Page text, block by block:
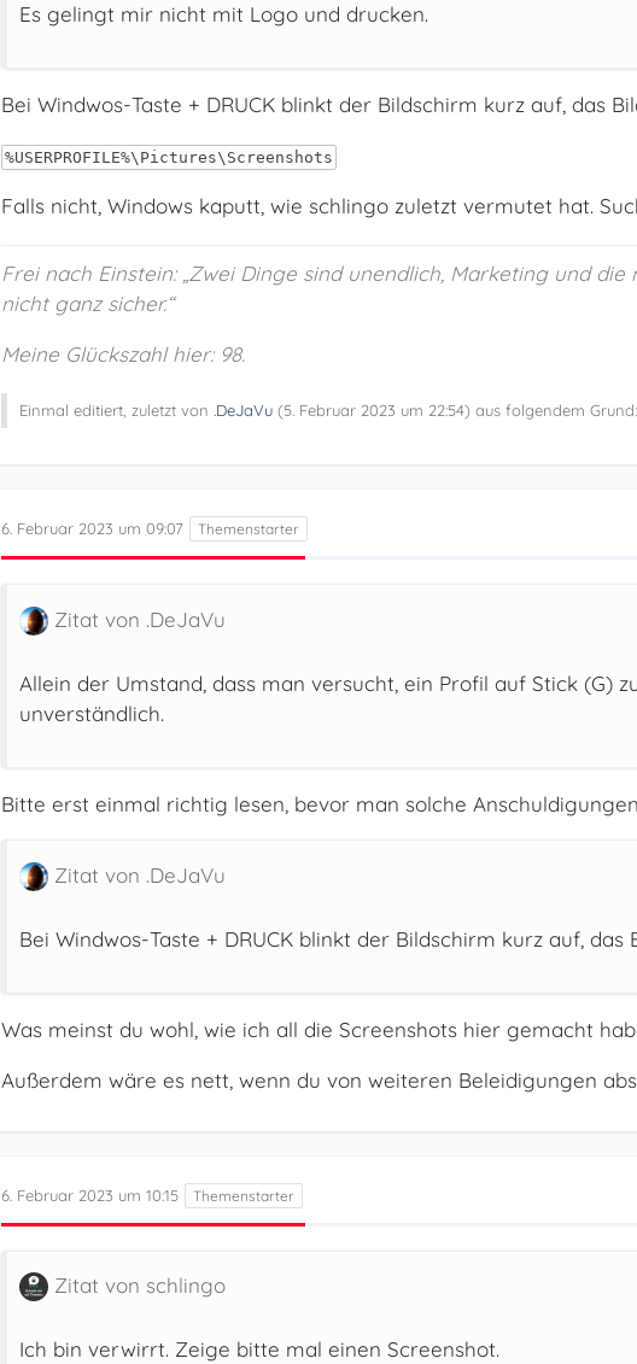
Es gelingt mir nicht mit Logo und drucken.
Bei Windwos-Taste + DRUCK blinkt der Bildschirm kurz auf, das
%USERPROFILE%\Pictures\Screenshots
Falls nicht, Windows kaputt, wie schlingo zuletzt vermutet hat.
Frei nach Einstein: „Zwei Dinge sind unendlich, Marketing und
nicht ganz sicher.“
Meine Glückszahl hier: 98.
Einmal editiert, zuletzt von .DeJaVu (5. Februar 2023 um 22:54) aus folgendem
6. Februar 2023 um 09:07
Zitat von .DeJaVu
Allein der Umstand, dass man versucht, ein Profil auf Stick (G)
unverständlich.
Bitte erst einmal richtig lesen, bevor man solche
Zitat von .DeJaVu
Bei Windwos-Taste + DRUCK blinkt der Bildschirm kurz auf,
Was meinst du wohl, wie ich all die Screenshots hier gemacht
Außerdem wäre es nett, wenn du von weiteren Beleidigungen
6. Februar 2023 um 10:15
Zitat von schlingo
Ich bin verwirrt. Zeige bitte mal einen Screenshot.